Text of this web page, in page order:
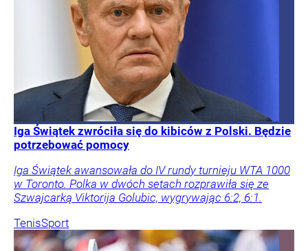
Iga Świątek zwróciła się do kibiców z Polski. Będzie
potrzebować pomocy
Iga Świątek awansowała do IV rundy turnieju WTA 1000
w Toronto. Polka w dwóch setach rozprawiła się ze
Szwajcarką Viktorija Golubic, wygrywając 6:2, 6:1.
TenisSport